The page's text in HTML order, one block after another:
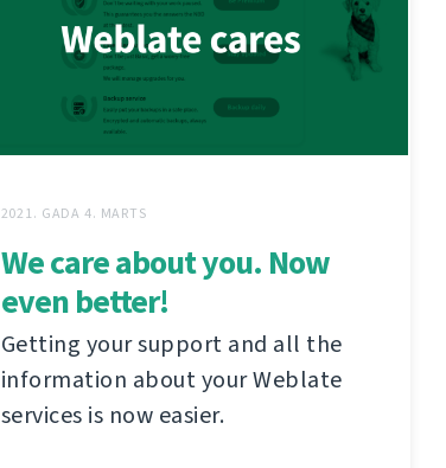
2021. GADA 4. MARTS
We care about you. Now
even better!
Getting your support and all the
information about your Weblate
services is now easier.